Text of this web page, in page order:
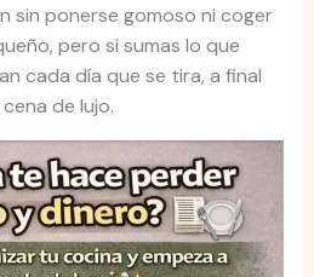
sin ponerse gomoso ni coger
pero si sumas lo que
cada día que se tira, a final
de lujo.